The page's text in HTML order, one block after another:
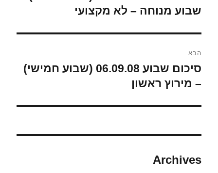
הקודם:
שבוע מנוחה – לא מקצועי
הבא
הפוסט
הבא:
סיכום שבוע 06.09.08 (שבוע חמישי)
– מירוץ ראשון
Archives